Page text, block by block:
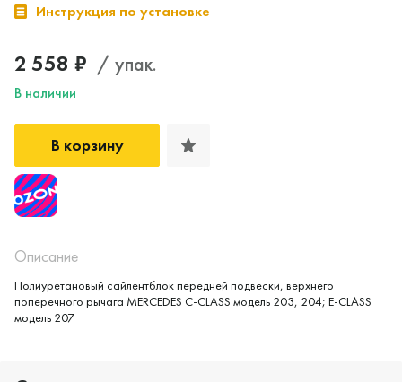
Инструкция по установке
2 558 ₽ / упак.
В наличии
В корзину
Описание
Полиуретановый сайлентблок передней подвески, верхнего
поперечного рычага MERCEDES C-CLASS модель 203, 204; E-CLASS
модель 207